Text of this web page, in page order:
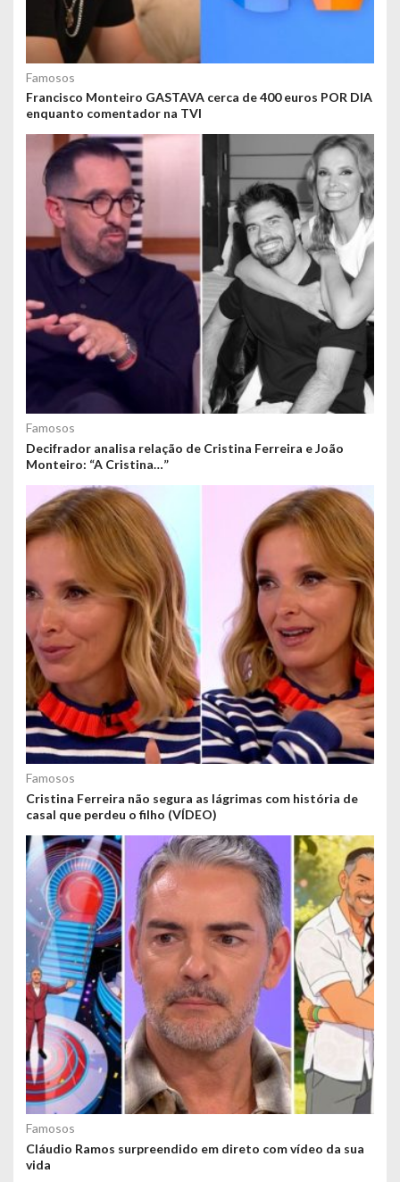
Famosos
Francisco Monteiro GASTAVA cerca de 400 euros POR DIA
enquanto comentador na TVI
Famosos
Decifrador analisa relação de Cristina Ferreira e João
Monteiro: “A Cristina…”
Famosos
Cristina Ferreira não segura as lágrimas com história de
casal que perdeu o filho (VÍDEO)
Famosos
Cláudio Ramos surpreendido em direto com vídeo da sua
vida